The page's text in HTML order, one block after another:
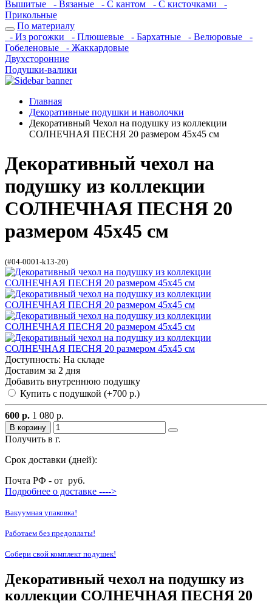
Вышитые
- Вязаные - С кантом - С кисточками
-
Прикольные
По материалу
- Из рогожки
- Плюшевые - Бархатные - Велюровые
-
Гобеленовые
- Жаккардовые
Двухсторонние
Подушки-валики
Главная
Декоративные подушки и наволочки
Декоративный Чехол на подушку из коллекции
СОЛНЕЧНАЯ ПЕСНЯ 20 размером 45х45 см
Декоративный чехол на
подушку из коллекции
СОЛНЕЧНАЯ ПЕСНЯ 20
размером 45х45 см
(#04-0001-k13-20)
Доступность: На складе
Доставим за 2 дня
Добавить внутреннюю подушку
Купить с подушкой (+700 р.)
600 р. 1 080 р.
В корзину
Получить в г.
Срок доставки (дней):
Почта РФ - от руб.
Подробнее о доставке ---->
Вакуумная упаковка!
Работаем без предоплаты!
Собери свой комплект подушек!
Декоративный чехол на подушку из
коллекции СОЛНЕЧНАЯ ПЕСНЯ 20